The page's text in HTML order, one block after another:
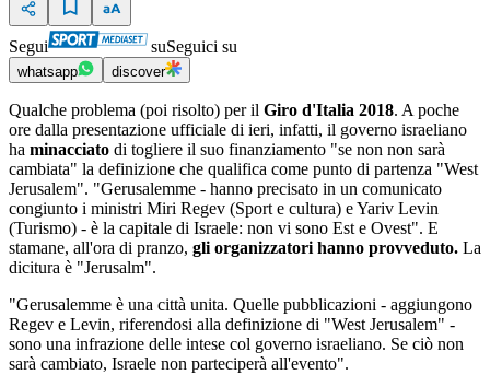
Segui suSeguici su
whatsapp discover
Qualche problema (poi risolto) per il Giro d'Italia 2018. A poche
ore dalla presentazione ufficiale di ieri, infatti, il governo israeliano
ha minacciato di togliere il suo finanziamento "se non non sarà
cambiata" la definizione che qualifica come punto di partenza "West
Jerusalem". "Gerusalemme - hanno precisato in un comunicato
congiunto i ministri Miri Regev (Sport e cultura) e Yariv Levin
(Turismo) - è la capitale di Israele: non vi sono Est e Ovest". E
stamane, all'ora di pranzo, gli organizzatori hanno provveduto. La
dicitura è "Jerusalm".
"Gerusalemme è una città unita. Quelle pubblicazioni - aggiungono
Regev e Levin, riferendosi alla definizione di "West Jerusalem" -
sono una infrazione delle intese col governo israeliano. Se ciò non
sarà cambiato, Israele non parteciperà all'evento".